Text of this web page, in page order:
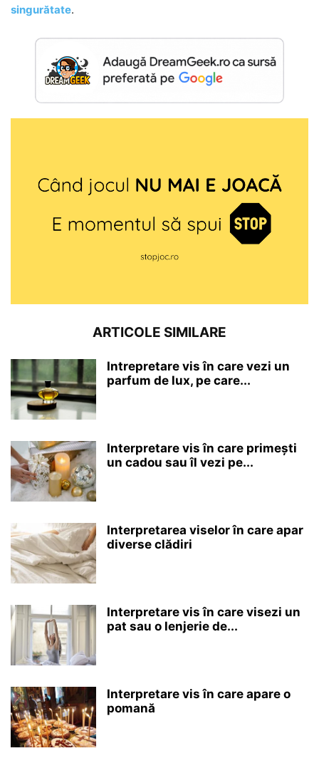
singurătate.
ARTICOLE SIMILARE
Intrepretare vis în care vezi un
parfum de lux, pe care...
Interpretare vis în care primești
un cadou sau îl vezi pe...
Interpretarea viselor în care apar
diverse clădiri
Interpretare vis în care visezi un
pat sau o lenjerie de...
Interpretare vis în care apare o
pomană